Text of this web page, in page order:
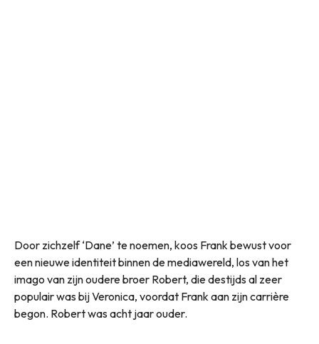
Door zichzelf ‘Dane’ te noemen, koos Frank bewust voor
een nieuwe identiteit binnen de mediawereld, los van het
imago van zijn oudere broer Robert, die destijds al zeer
populair was bij Veronica, voordat Frank aan zijn carrière
begon. Robert was acht jaar ouder.